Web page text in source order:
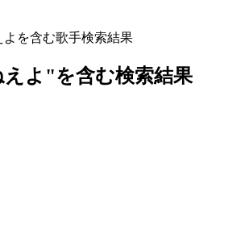
よを含む歌手検索結果
よ "を含む検索結果